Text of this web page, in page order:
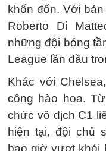
khốn đốn. Với
Roberto Di
những đội bóng
League lần đầu
Khác với
công hào hoa.
chức vô địch C1
hiện tại, đội chủ
bao giờ vượt khỏi